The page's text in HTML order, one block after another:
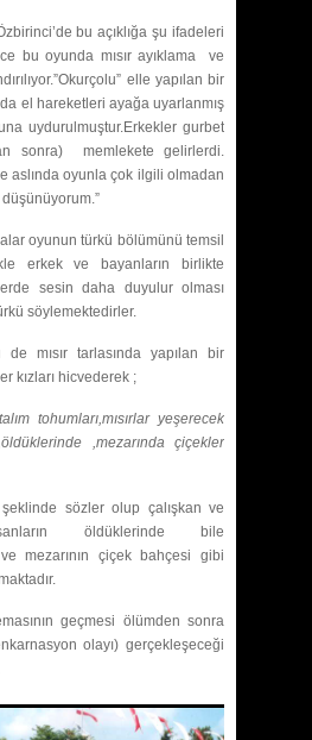
bu açıklığa şu ifadeleri
bu oyunda mısır ayıklama ve
elle yapılan bir
el hareketleri ayağa uyarlanmış
uydurulmuştur.Erkekler gurbet
sonra) memlekete gelirlerdi.
aslında oyunla çok ilgili olmadan
oyunun türkü bölümünü temsil
erkek ve bayanların birlikte
sesin daha duyulur olması
söylemektedirler.
mısır tarlasında yapılan bir
kızları hicvederek ;
tohumları,mısırlar yeşerecek
,mezarında çiçekler
şeklinde sözler olup çalışkan ve
öldüklerinde bile
mezarının çiçek bahçesi gibi
geçmesi ölümden sonra
olayı) gerçekleşeceği